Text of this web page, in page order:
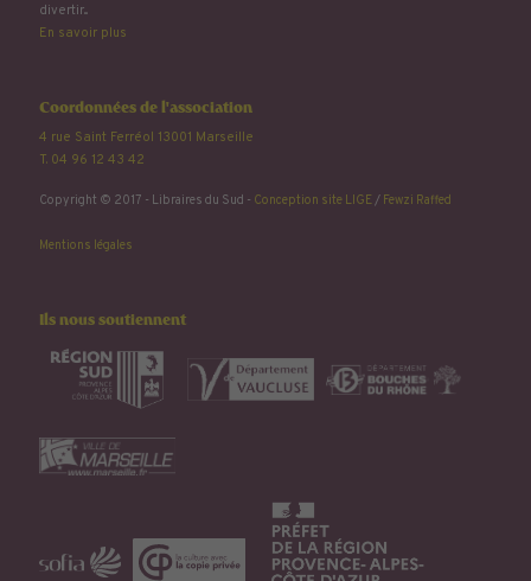
divertir...
En savoir plus
Coordonnées de l'association
4 rue Saint Ferréol 13001 Marseille
T. 04 96 12 43 42
Copyright © 2017 - Libraires du Sud - Conception site LIGE / Fewzi Raffed
Mentions légales
Ils nous soutiennent